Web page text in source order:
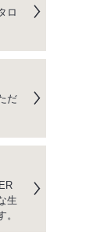
ロ
だ
生